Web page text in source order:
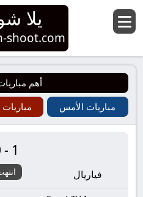
يلا
shoot.com
أهم
مباريات الأمس
مباريات
فياريال
1